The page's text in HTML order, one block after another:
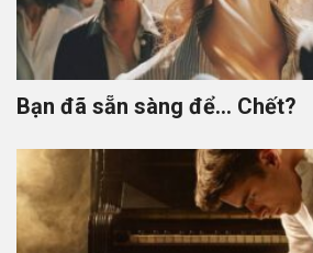
Bạn đã sẵn sàng để… Chết?